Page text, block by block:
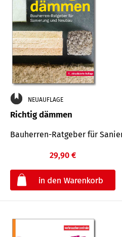
NEUAUFLAGE
Richtig dämmen
Bauherren-Ratgeber für
29,90 €